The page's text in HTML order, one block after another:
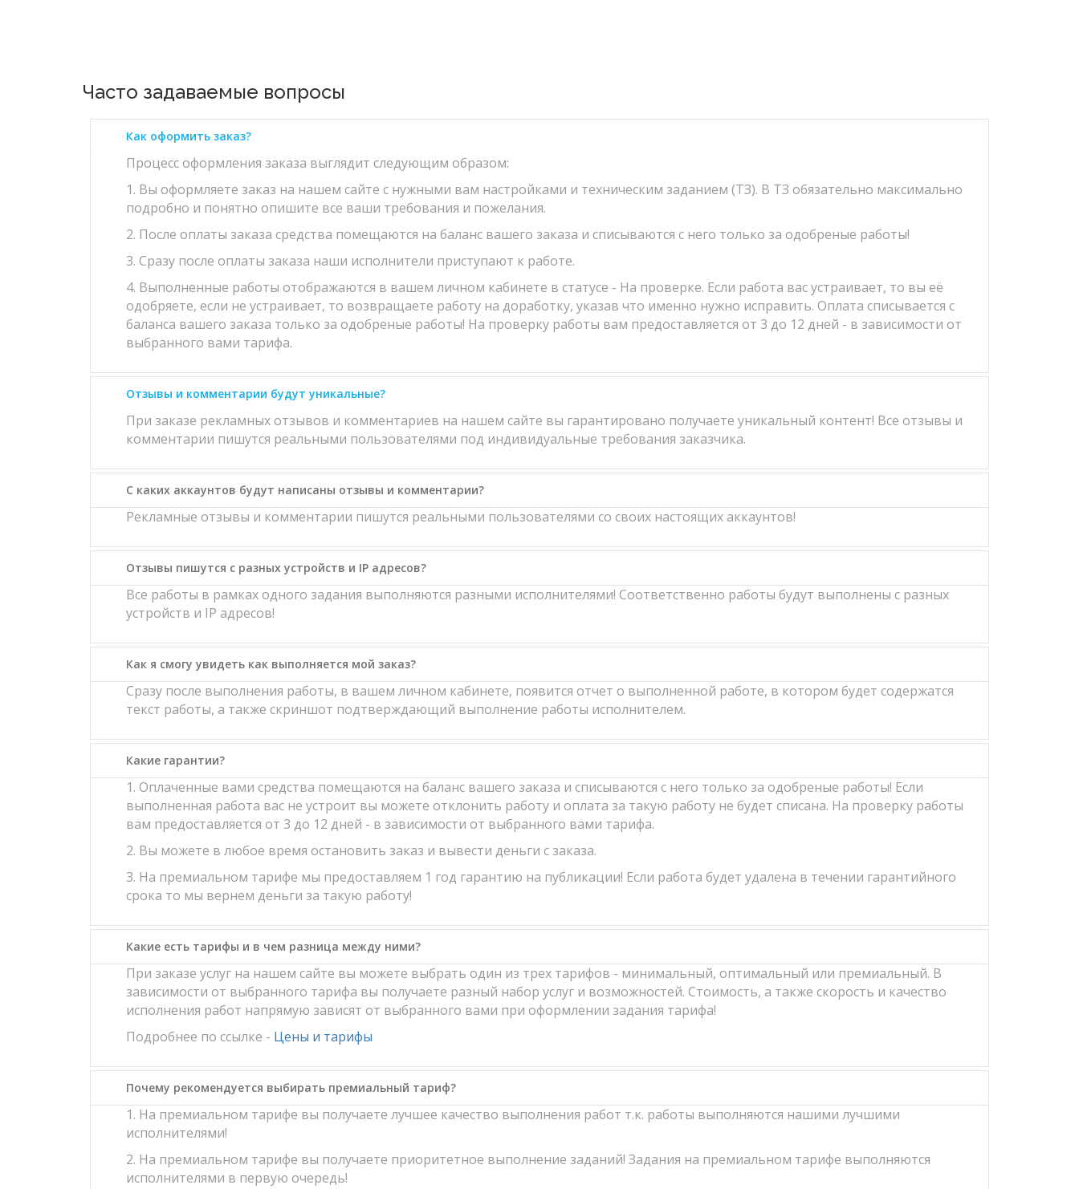
Часто задаваемые вопросы
Как оформить заказ?
Процесс оформления заказа выглядит следующим образом:
1. Вы оформляете заказ на нашем сайте с нужными вам настройками и техническим заданием (ТЗ). В ТЗ обязательно максимально
подробно и понятно опишите все ваши требования и пожелания.
2. После оплаты заказа средства помещаются на баланс вашего заказа и списываются с него только за одобреные работы!
3. Сразу после оплаты заказа наши исполнители приступают к работе.
4. Выполненные работы отображаются в вашем личном кабинете в статусе - На проверке. Если работа вас устраивает, то вы её
одобряете, если не устраивает, то возвращаете работу на доработку, указав что именно нужно исправить. Оплата списывается с
баланса вашего заказа только за одобреные работы! На проверку работы вам предоставляется от 3 до 12 дней - в зависимости от
выбранного вами тарифа.
Отзывы и комментарии будут уникальные?
При заказе рекламных отзывов и комментариев на нашем сайте вы гарантировано получаете уникальный контент! Все отзывы и
комментарии пишутся реальными пользователями под индивидуальные требования заказчика.
С каких аккаунтов будут написаны отзывы и комментарии?
Рекламные отзывы и комментарии пишутся реальными пользователями со своих настоящих аккаунтов!
Отзывы пишутся с разных устройств и IP адресов?
Все работы в рамках одного задания выполняются разными исполнителями! Соответственно работы будут выполнены с разных
устройств и IP адресов!
Как я смогу увидеть как выполняется мой заказ?
Сразу после выполнения работы, в вашем личном кабинете, появится отчет о выполненной работе, в котором будет содержатся
текст работы, а также скриншот подтверждающий выполнение работы исполнителем.
Какие гарантии?
1. Оплаченные вами средства помещаются на баланс вашего заказа и списываются с него только за одобреные работы! Если
выполненная работа вас не устроит вы можете отклонить работу и оплата за такую работу не будет списана. На проверку работы
вам предоставляется от 3 до 12 дней - в зависимости от выбранного вами тарифа.
2. Вы можете в любое время остановить заказ и вывести деньги с заказа.
3. На премиальном тарифе мы предоставляем 1 год гарантию на публикации! Если работа будет удалена в течении гарантийного
срока то мы вернем деньги за такую работу!
Какие есть тарифы и в чем разница между ними?
При заказе услуг на нашем сайте вы можете выбрать один из трех тарифов - минимальный, оптимальный или премиальный. В
зависимости от выбранного тарифа вы получаете разный набор услуг и возможностей. Стоимость, а также скорость и качество
исполнения работ напрямую зависят от выбранного вами при оформлении задания тарифа!
Подробнее по ссылке - Цены и тарифы
Почему рекомендуется выбирать премиальный тариф?
1. На премиальном тарифе вы получаете лучшее качество выполнения работ т.к. работы выполняются нашими лучшими
исполнителями!
2. На премиальном тарифе вы получаете приоритетное выполнение заданий! Задания на премиальном тарифе выполняются
исполнителями в первую очередь!